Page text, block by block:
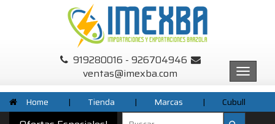
919280016 - 926704946
ventas@imexba.com
Menu
Home | Tienda | Marcas | Cubull